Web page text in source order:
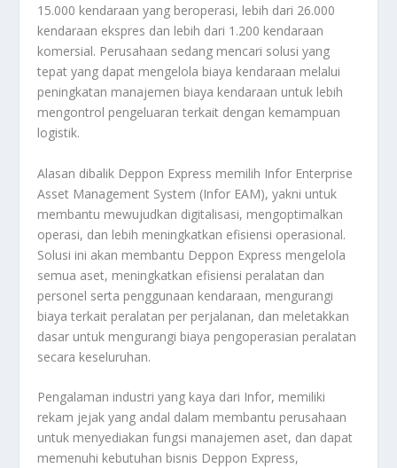
15.000 kendaraan yang beroperasi, lebih dari 26.000
kendaraan ekspres dan lebih dari 1.200 kendaraan
komersial. Perusahaan sedang mencari solusi yang
tepat yang dapat mengelola biaya kendaraan melalui
peningkatan manajemen biaya kendaraan untuk lebih
mengontrol pengeluaran terkait dengan kemampuan
logistik.
Alasan dibalik Deppon Express memilih Infor Enterprise
Asset Management System (Infor EAM), yakni untuk
membantu mewujudkan digitalisasi, mengoptimalkan
operasi, dan lebih meningkatkan efisiensi operasional.
Solusi ini akan membantu Deppon Express mengelola
semua aset, meningkatkan efisiensi peralatan dan
personel serta penggunaan kendaraan, mengurangi
biaya terkait peralatan per perjalanan, dan meletakkan
dasar untuk mengurangi biaya pengoperasian peralatan
secara keseluruhan.
Pengalaman industri yang kaya dari Infor, memiliki
rekam jejak yang andal dalam membantu perusahaan
untuk menyediakan fungsi manajemen aset, dan dapat
memenuhi kebutuhan bisnis Deppon Express,